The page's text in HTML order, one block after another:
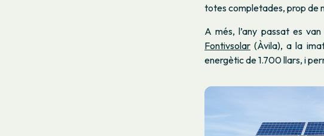
totes completades, prop de
A més, l’any passat es van
Fontivsolar (Àvila), a la
energètic de 1.700 llars, i